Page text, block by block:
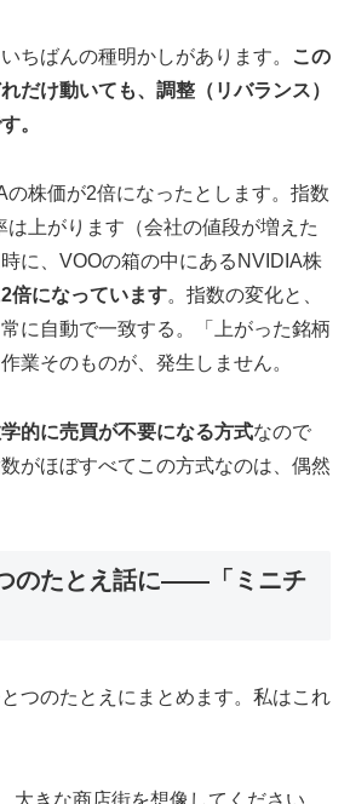
ちばんの種明かしがあります。
この
だけ動いても、調整（リバランス）
。
の株価が2倍になったとします。指数
上がります（会社の値段が増えた
に、VOOの箱の中にあるNVIDIA株
倍になっています。指数の変化と、
に自動で一致する。「上がった銘柄
業そのものが、発生しません。
的に売買が不要になる方式なので
がほぼすべてこの方式なのは、偶然
のたとえ話に——「ミニチ
つのたとえにまとめます。私はこれ
大きな商店街を想像してください。